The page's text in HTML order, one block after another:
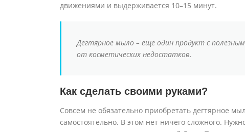
движениями и выдерживается 10–15 минут.
Дегтярное мыло – еще один продукт с
от косметических недостатков.
Как сделать своими руками?
Совсем не обязательно приобретать дегтярное
самостоятельно. В этом нет ничего сложного.